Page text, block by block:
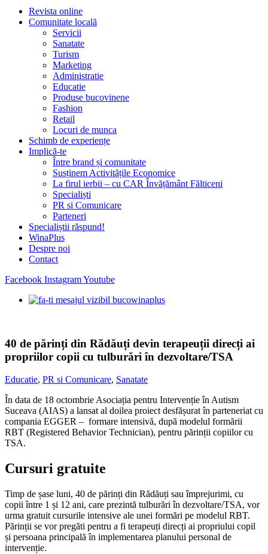
Revista online
Comunitate locală
Servicii
Sanatate
Turism
Marketing
Administratie
Educatie
Produse bucovinene
Fashion
Retail
Locuri de munca
Schimb de experiențe
Implică-te
Între brand și comunitate
Susținem Activitățile Economice
La firul ierbii – cu CAR Învățământ Fălticeni
Specialiști
PR si Comunicare
Parteneri
Specialiștii răspund!
WinaPlus
Despre noi
Contact
Facebook InstagramYoutube
40 de părinți din Rădăuți devin terapeuții direcți ai
propriilor copii cu tulburări în dezvoltare/TSA
Educatie, PR si Comunicare, Sanatate
În data de 18 octombrie Asociația pentru Intervenție în Autism
Suceava (AIAS) a lansat al doilea proiect desfășurat în parteneriat cu
compania EGGER – formare intensivă, după modelul formării
RBT (Registered Behavior Technician), pentru părinții copiilor cu
TSA.
Cursuri gratuite
Timp de șase luni, 40 de părinți din Rădăuți sau împrejurimi, cu
copii între 1 și 12 ani, care prezintă tulburări în dezvoltare/TSA, vor
urma gratuit cursurile intensive ale unei formări pe modelul RBT.
Părinții se vor pregăti pentru a fi terapeuți direcți ai propriului copil
și persoana principală în implementarea planului personal de
intervenție.